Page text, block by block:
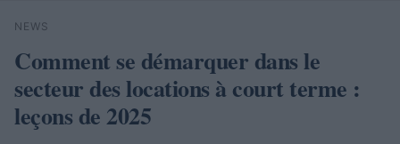
Rechercher
NEWS
Comment se démarquer dans le
secteur des locations à court terme :
leçons de 2025